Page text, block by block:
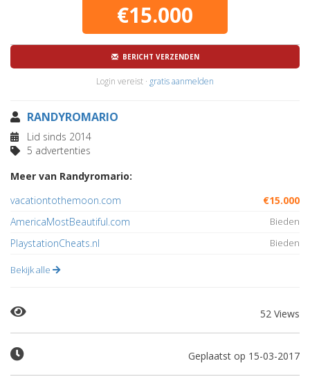
€15.000
BERICHT VERZENDEN
Login vereist · gratis aanmelden
RANDYROMARIO
Lid sinds 2014
5 advertenties
Meer van Randyromario:
vacationtothemoon.com
€15.000
AmericaMostBeautiful.com
Bieden
PlaystationCheats.nl Bieden
Bekijk alle
52 Views
Geplaatst op 15-03-2017